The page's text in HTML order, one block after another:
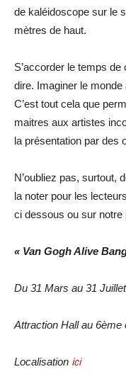
de kaléidoscope sur le
mètres de haut.
S’accorder le temps
dire. Imaginer le
C’est tout cela que
maitres aux artistes
la présentation par des
N’oubliez pas, surtout,
la noter pour les
ci dessous ou sur notre
« Van Gogh Alive
Du 31 Mars au 31 Juillet
Attraction Hall au 6ème
Localisation ici